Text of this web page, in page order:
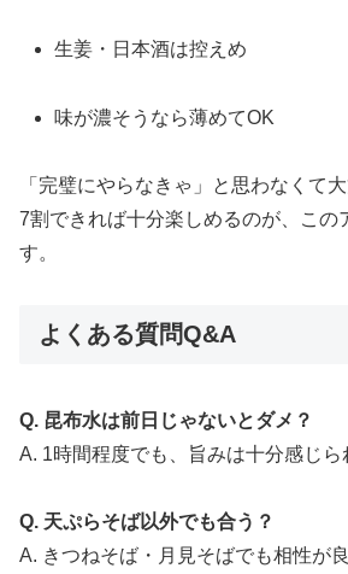
生姜・日本酒は控えめ
味が濃そうなら薄めてOK
「完璧にやらなきゃ」と思わなくて大
7割できれば十分楽しめるのが、この
す。
よくある質問Q&A
Q. 昆布水は前日じゃないとダメ？
A. 1時間程度でも、旨みは十分感じら
Q. 天ぷらそば以外でも合う？
A. きつねそば・月見そばでも相性が良